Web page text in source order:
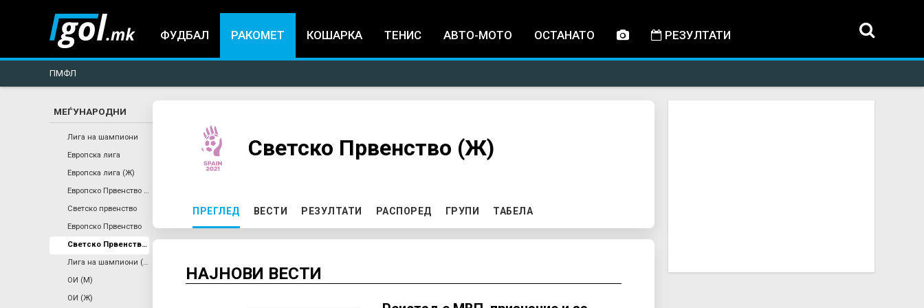
ФУДБАЛ РАКОМЕТ КОШАРКА ТЕНИС АВТО-МОТО ОСТАНАТО РЕЗУЛТАТИ
ПМФЛ
You
are
here
Светско Првенство (Ж)
P
r
i
ПРЕГЛЕД (ACTIVE TAB)
ВЕСТИ РЕЗУЛТАТИ РАСПОРЕД ГРУПИ ТАБЕЛА
НАЈНОВИ ВЕСТИ
МЕЃУНАРОДНИ
Лига на шампиони
Европска лига
Европска лига (Ж)
Европско Првенство (Ж)
Светско првенство
Европско Првенство
Светско Првенство (Ж)
Лига на шампиони (Ж)
ОИ (М)
ОИ (Ж)